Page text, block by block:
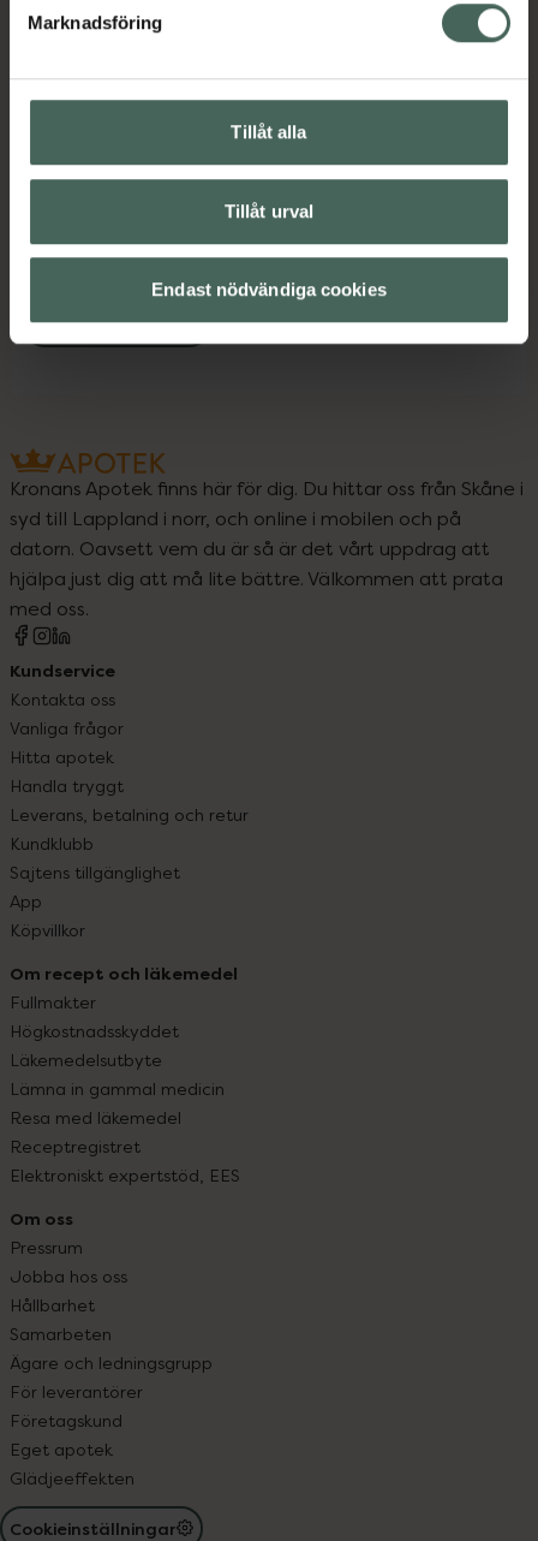
Marknadsföring
Tillåt alla
Tillåt urval
Endast nödvändiga cookies
Innehåll Visa
Instruktioner Visa
Upptäck flera produkter inom
Tamponger
Kronans Apotek finns här för dig. Du hittar oss från Skåne i
syd till Lappland i norr, och online i mobilen och på
datorn. Oavsett vem du är så är det vårt uppdrag att
hjälpa just dig att må lite bättre. Välkommen att prata
med oss.
Kundservice
Kontakta oss
Vanliga frågor
Hitta apotek
Handla tryggt
Leverans, betalning och retur
Kundklubb
Sajtens tillgänglighet
App
Köpvillkor
Om recept och läkemedel
Fullmakter
Högkostnadsskyddet
Läkemedelsutbyte
Lämna in gammal medicin
Resa med läkemedel
Receptregistret
Elektroniskt expertstöd, EES
Om oss
Pressrum
Jobba hos oss
Hållbarhet
Samarbeten
Ägare och ledningsgrupp
För leverantörer
Företagskund
Eget apotek
Glädjeeffekten
Cookieinställningar